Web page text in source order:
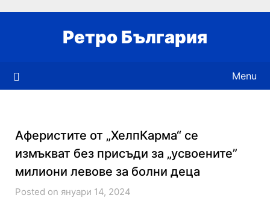
Ретро България
Menu
Аферистите от „ХелпКарма“ се
измъкват без присъди за „усвоените”
милиони левове за болни деца
Posted on януари 14, 2024